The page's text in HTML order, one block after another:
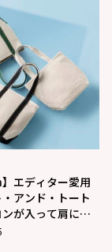
】エディター愛用
アンド・トート
が入って肩にか
設計！